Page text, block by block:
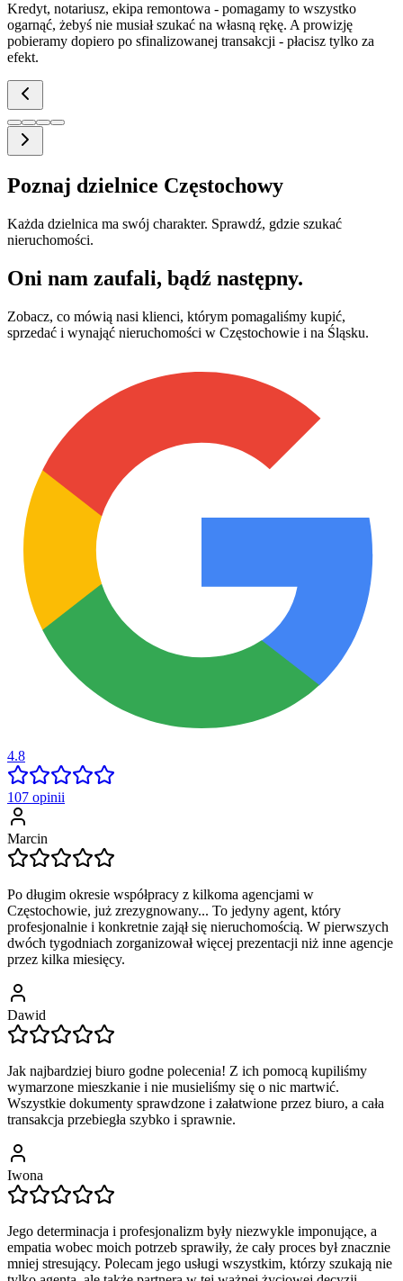
Kredyt, notariusz, ekipa remontowa - pomagamy to wszystko
ogarnąć, żebyś nie musiał szukać na własną rękę. A prowizję
pobieramy dopiero po sfinalizowanej transakcji - płacisz tylko za
efekt.
Poznaj dzielnice Częstochowy
Każda dzielnica ma swój charakter. Sprawdź, gdzie szukać
nieruchomości.
Oni nam zaufali, bądź następny.
Zobacz, co mówią nasi klienci, którym pomagaliśmy kupić,
sprzedać i wynająć nieruchomości w Częstochowie i na Śląsku.
4.8
107 opinii
Marcin
Po długim okresie współpracy z kilkoma agencjami w
Częstochowie, już zrezygnowany... To jedyny agent, który
profesjonalnie i konkretnie zajął się nieruchomością. W pierwszych
dwóch tygodniach zorganizował więcej prezentacji niż inne agencje
przez kilka miesięcy.
Dawid
Jak najbardziej biuro godne polecenia! Z ich pomocą kupiliśmy
wymarzone mieszkanie i nie musieliśmy się o nic martwić.
Wszystkie dokumenty sprawdzone i załatwione przez biuro, a cała
transakcja przebiegła szybko i sprawnie.
Iwona
Jego determinacja i profesjonalizm były niezwykle imponujące, a
empatia wobec moich potrzeb sprawiły, że cały proces był znacznie
mniej stresujący. Polecam jego usługi wszystkim, którzy szukają nie